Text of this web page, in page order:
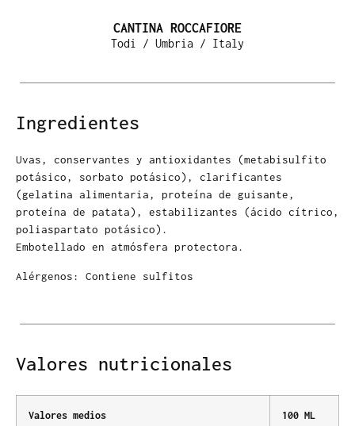
CANTINA ROCCAFIORE
Todi / Umbria / Italy
Ingredientes
Uvas, conservantes y antioxidantes (metabisulfito
potásico, sorbato potásico), clarificantes
(gelatina alimentaria, proteína de guisante,
proteína de patata), estabilizantes (ácido cítrico,
poliaspartato potásico).
Embotellado en atmósfera protectora.
Alérgenos: Contiene sulfitos
Valores nutricionales
Valores medios 100 ML